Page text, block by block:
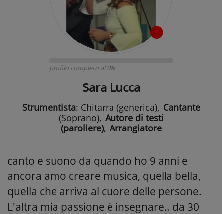
profilo completo al 0%
Sara Lucca
Strumentista: Chitarra (generica), Cantante
(Soprano), Autore di testi
(paroliere), Arrangiatore
canto e suono da quando ho 9 anni e
ancora amo creare musica, quella bella,
quella che arriva al cuore delle persone.
L'altra mia passione è insegnare.. da 30